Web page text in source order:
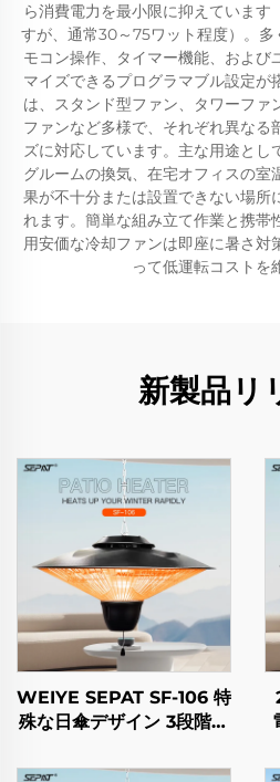
ら消費電力を最小限に抑えています
すが、通常30～75ワット程度）。多
モコン操作、タイマー機能、および
マイズできるプログラマブル設定が
は、スタンド型ファン、タワーファ
ファンなど多様で、それぞれ異なる
ズに対応しています。主な用途とし
グルームの換気、在宅オフィスの室
果が不十分または設置できない場所
れます。簡単な組み立て作業と携帯
用安価な冷却ファンは即座に暑さ対
って低運転コストを
新製品リ
WEIYE SEPAT SF-106 特
殊な日傘デザイン 3段階調
ューブヒーター IP65